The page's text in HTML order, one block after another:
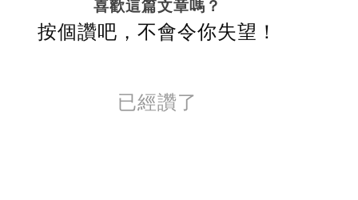
喜歡這篇文章嗎？
按個讚吧，不會令你失望！
已經讚了